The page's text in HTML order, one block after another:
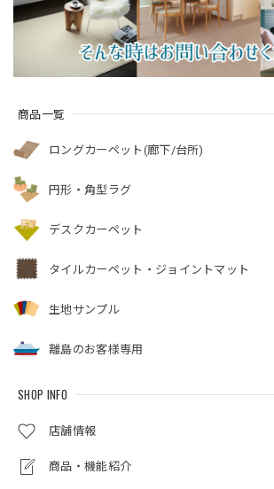
商品一覧
ロングカーペット(廊下/台所)
円形・角型ラグ
デスクカーペット
タイルカーペット・ジョイントマット
生地サンプル
離島のお客様専用
SHOP INFO
店舗情報
商品・機能紹介